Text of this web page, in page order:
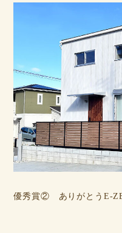
優秀賞② ありがとう